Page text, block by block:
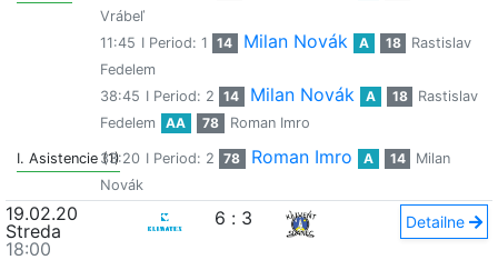
Vrábeľ
11:45 I Period: 1 14 Milan Novák A 18
Rastislav
Fedelem
38:45 I Period: 2 14 Milan Novák A 18
Rastislav
Fedelem
AA 78 Roman Imro
I. Asistencie (1)33:20 I Period: 2 78 Roman Imro A 14
Milan
Novák
19.02.20
Streda
18:00
6 : 3 Detailne